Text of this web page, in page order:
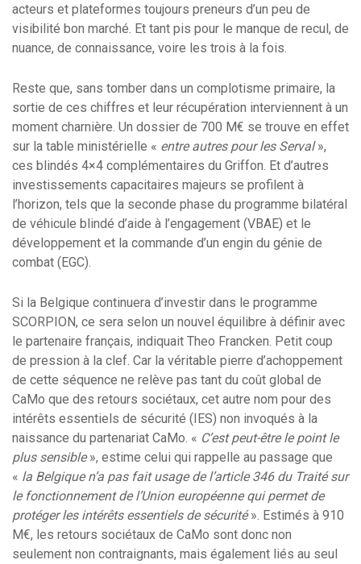
acteurs et plateformes toujours preneurs d’un peu de
visibilité bon marché. Et tant pis pour le manque de recul, de
nuance, de connaissance, voire les trois à la fois.
Reste que, sans tomber dans un complotisme primaire, la
sortie de ces chiffres et leur récupération interviennent à un
moment charnière. Un dossier de 700 M€ se trouve en effet
sur la table ministérielle « entre autres pour les Serval»,
ces blindés 4×4 complémentaires du Griffon. Et d’autres
investissements capacitaires majeurs se profilent à
l’horizon, tels que la seconde phase du programme bilatéral
de véhicule blindé d’aide à l’engagement (VBAE) et le
développement et la commande d’un engin du génie de
combat (EGC).
Si la Belgique continuera d’investir dans le programme
SCORPION, ce sera selon un nouvel équilibre à définir avec
le partenaire français, indiquait Theo Francken. Petit coup
de pression à la clef. Car la véritable pierre d’achoppement
de cette séquence ne relève pas tant du coût global de
CaMo que des retours sociétaux, cet autre nom pour des
intérêts essentiels de sécurité (IES) non invoqués à la
naissance du partenariat CaMo. « C’est peut-être le point le
plus sensible», estime celui qui rappelle au passage que
« la Belgique n’a pas fait usage de l’article 346 du Traité sur
le fonctionnement de l’Union européenne qui permet de
protéger les intérêts essentiels de sécurité». Estimés à 910
M€, les retours sociétaux de CaMo sont donc non
seulement non contraignants, mais également liés au seul